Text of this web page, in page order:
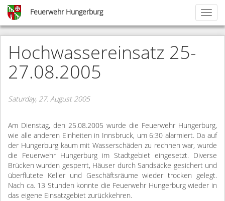
Skip
main
content
Feuerwehr Hungerburg
Hochwassereinsatz 25-
27.08.2005
Saturday, 27. August 2005
Am Dienstag, den 25.08.2005 wurde die Feuerwehr Hungerburg,
wie alle anderen Einheiten in Innsbruck, um 6:30 alarmiert. Da auf
der Hungerburg kaum mit Wasserschäden zu rechnen war, wurde
die Feuerwehr Hungerburg im Stadtgebiet eingesetzt. Diverse
Brücken wurden gesperrt, Häuser durch Sandsäcke gesichert und
überflutete Keller und Geschäftsräume wieder trocken gelegt.
Nach ca. 13 Stunden konnte die Feuerwehr Hungerburg wieder in
das eigene Einsatzgebiet zurückkehren.